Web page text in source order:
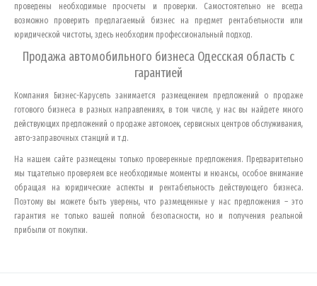
проведены необходимые просчеты и проверки. Самостоятельно не всегда
возможно проверить предлагаемый бизнес на предмет рентабельности или
юридической чистоты, здесь необходим профессиональный подход.
Продажа автомобильного бизнеса Одесская область с
гарантией
Компания Бизнес-Карусель занимается размещением предложений о продаже
готового бизнеса в разных направлениях, в том числе, у нас вы найдете много
действующих предложений о продаже автомоек, сервисных центров обслуживания,
авто-заправочных станций и т.д.
На нашем сайте размещены только проверенные предложения. Предварительно
мы тщательно проверяем все необходимые моменты и нюансы, особое внимание
обращая на юридические аспекты и рентабельность действующего бизнеса.
Поэтому вы можете быть уверены, что размещенные у нас предложения – это
гарантия не только вашей полной безопасности, но и получения реальной
прибыли от покупки.